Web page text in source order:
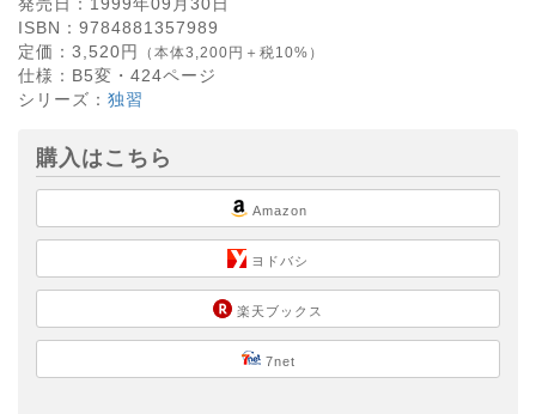
ISBN： 9784881357989
定価： 3,520円 （本体3,200円＋税10%）
仕様： B5変・ 424ページ
シリーズ： 独習
購入はこちら
Amazon
ヨドバシ
楽天ブックス
7net